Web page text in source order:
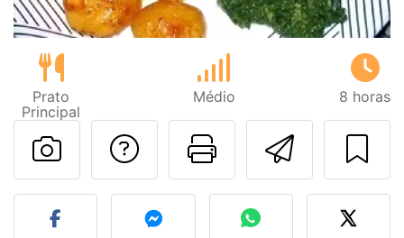
Prato
Principal
Médio 8 horas
Imprima
Falar com o autor
Fez esta receita?